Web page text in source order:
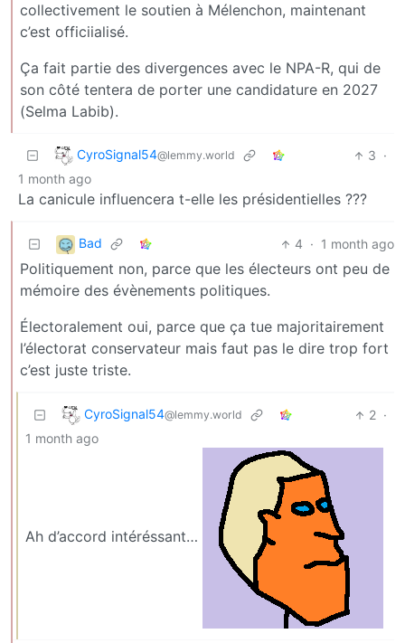
collectivement le soutien à Mélenchon, maintenant
c’est officiialisé.
Ça fait partie des divergences avec le NPA-R, qui de
son côté tentera de porter une candidature en 2027
(Selma Labib).
CyroSignal54@lemmy.world 3 ·
1 month ago
La canicule influencera t-elle les présidentielles ???
Bad 4 · 1 month ago
Politiquement non, parce que les électeurs ont peu de
mémoire des évènements politiques.
Électoralement oui, parce que ça tue majoritairement
l’électorat conservateur mais faut pas le dire trop fort
c’est juste triste.
CyroSignal54@lemmy.world 2 ·
1 month ago
Ah d’accord intéréssant…